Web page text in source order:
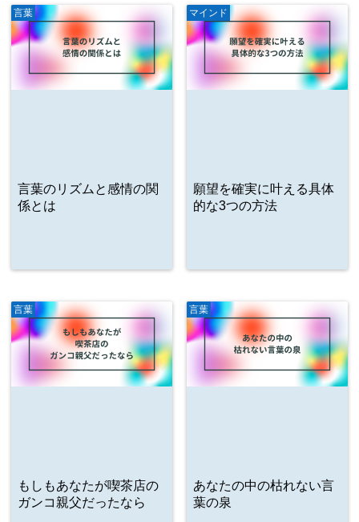
言葉
言葉のリズムと感情の関
係とは
マインド
願望を確実に叶える具体
的な3つの方法
言葉
もしもあなたが喫茶店の
ガンコ親父だったなら
言葉
あなたの中の枯れない言
葉の泉